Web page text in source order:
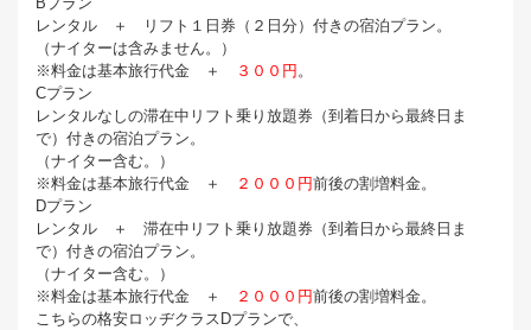
レンタル ＋ リフト１日券（２日分）付きの宿泊プラン。
（ナイターは含みません。）
※料金は基本旅行代金 ＋
３００円 。
Cプラン
レンタルなしの滞在中リフト乗り放題券（到着日から最終日ま
で）付きの宿泊プラン。
（ナイター含む。）
※料金は基本旅行代金 ＋
２０００円前後の割増料金。
Dプラン
レンタル ＋ 滞在中リフト乗り放題券（到着日から最終日ま
で）付きの宿泊プラン。
（ナイター含む。）
※料金は基本旅行代金 ＋
２０００円前後の割増料金。
こちらの格安ロッヂクラスDプランで、